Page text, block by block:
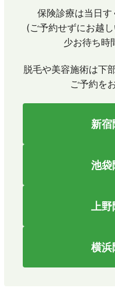
保険診療は当日す
(ご予約せずにお越
少お待ち時
脱毛や美容施術は下
ご予約を
新宿
池袋
上
横浜